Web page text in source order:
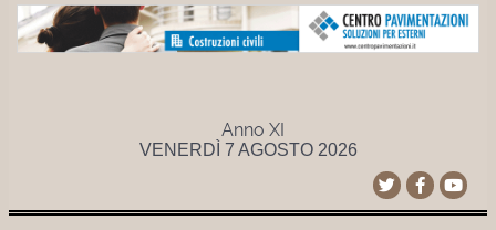
Anno XI
VENERDÌ 7 AGOSTO 2026